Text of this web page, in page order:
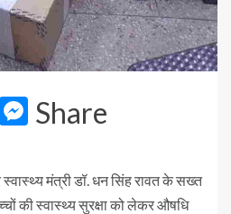
Telegram
Messenger
Share
मंत्री डॉ. धन सिंह रावत के सख्त
की स्वास्थ्य सुरक्षा को लेकर औषधि